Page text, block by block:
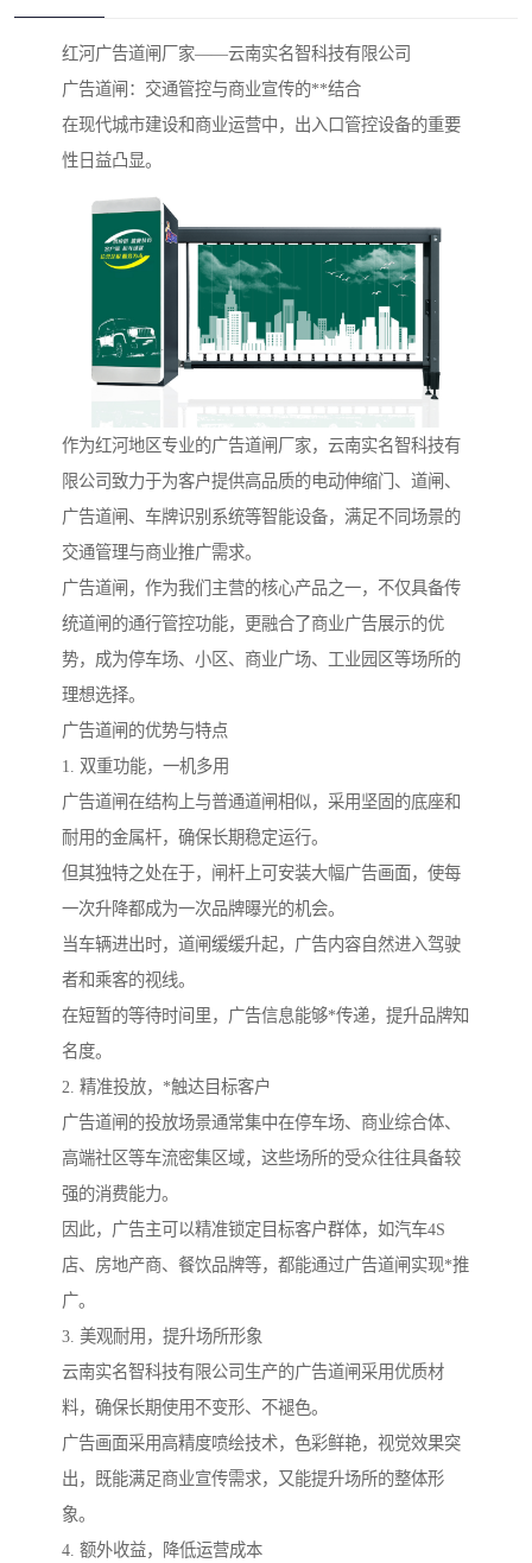
红河广告道闸厂家——云南实名智科技有限公司
广告道闸：交通管控与商业宣传的**结合
在现代城市建设和商业运营中，出入口管控设备的重要
性日益凸显。
作为红河地区专业的广告道闸厂家，云南实名智科技有
限公司致力于为客户提供高品质的电动伸缩门、道闸、
广告道闸、车牌识别系统等智能设备，满足不同场景的
交通管理与商业推广需求。
广告道闸，作为我们主营的核心产品之一，不仅具备传
统道闸的通行管控功能，更融合了商业广告展示的优
势，成为停车场、小区、商业广场、工业园区等场所的
理想选择。
广告道闸的优势与特点
1. 双重功能，一机多用
广告道闸在结构上与普通道闸相似，采用坚固的底座和
耐用的金属杆，确保长期稳定运行。
但其独特之处在于，闸杆上可安装大幅广告画面，使每
一次升降都成为一次品牌曝光的机会。
当车辆进出时，道闸缓缓升起，广告内容自然进入驾驶
者和乘客的视线。
在短暂的等待时间里，广告信息能够*传递，提升品牌知
名度。
2. 精准投放，*触达目标客户
广告道闸的投放场景通常集中在停车场、商业综合体、
高端社区等车流密集区域，这些场所的受众往往具备较
强的消费能力。
因此，广告主可以精准锁定目标客户群体，如汽车4S
店、房地产商、餐饮品牌等，都能通过广告道闸实现*推
广。
3. 美观耐用，提升场所形象
云南实名智科技有限公司生产的广告道闸采用优质材
料，确保长期使用不变形、不褪色。
广告画面采用高精度喷绘技术，色彩鲜艳，视觉效果突
出，既能满足商业宣传需求，又能提升场所的整体形
象。
4. 额外收益，降低运营成本